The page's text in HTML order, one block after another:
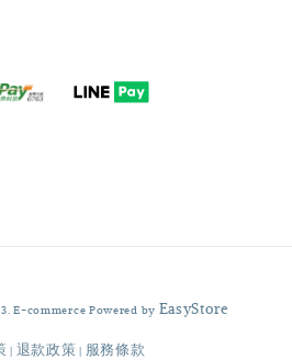
E-commerce Powered by EasyStore
| 退款政策 | 服務條款